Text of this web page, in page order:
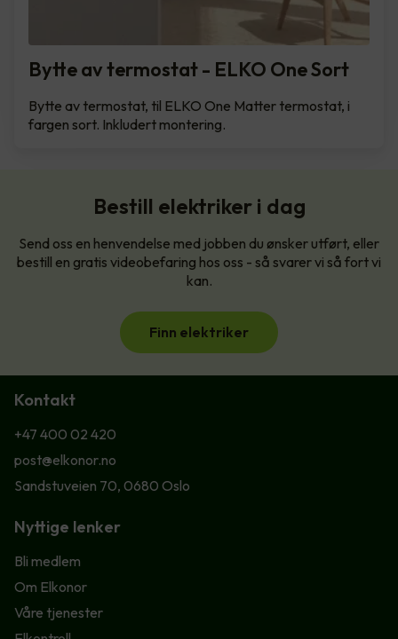
Bytte av termostat - ELKO One Sort
Bytte av termostat, til ELKO One Matter termostat, i
fargen sort. Inkludert montering.
Bestill elektriker i dag
Send oss en henvendelse med jobben du ønsker utført, eller
bestill en gratis videobefaring hos oss - så svarer vi så fort vi
kan.
Finn elektriker
Kontakt
+47 400 02 420
post@elkonor.no
Sandstuveien 70, 0680 Oslo
Nyttige lenker
Bli medlem
Om Elkonor
Våre tjenester